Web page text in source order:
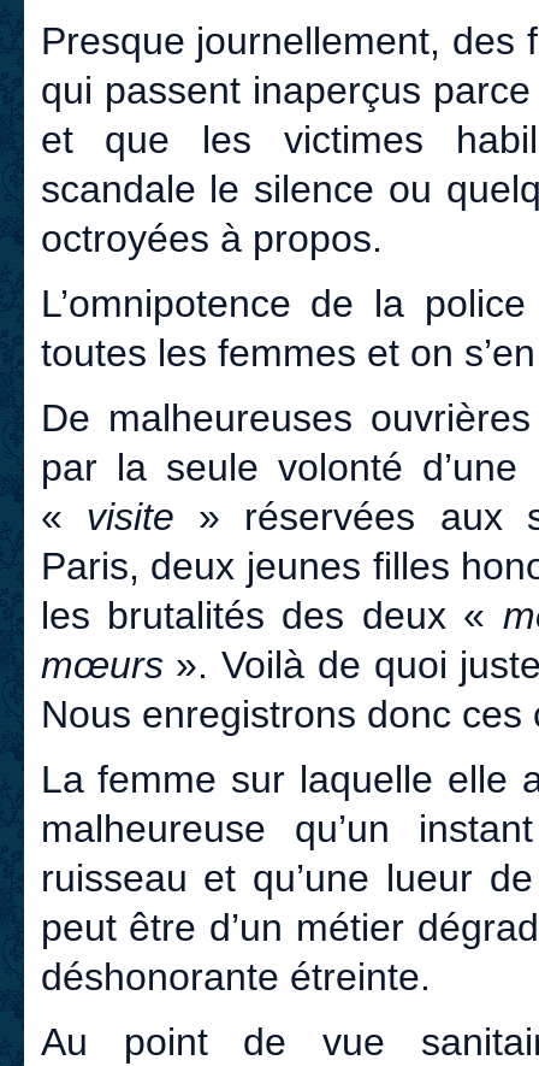
Presque journellement, des
qui passent inaperçus
et que les victimes
scandale le silence ou
octroyées à propos.
L’omnipotence de la
toutes les femmes et on
De malheureuses
par la seule volonté
« visite » réservées aux
Paris, deux jeunes filles
les brutalités des deux «
mœurs ». Voilà de quoi
Nous enregistrons donc ces
La femme sur laquelle elle
malheureuse qu’un
ruisseau et qu’une lueur
peut être d’un métier
déshonorante étreinte.
Au point de vue